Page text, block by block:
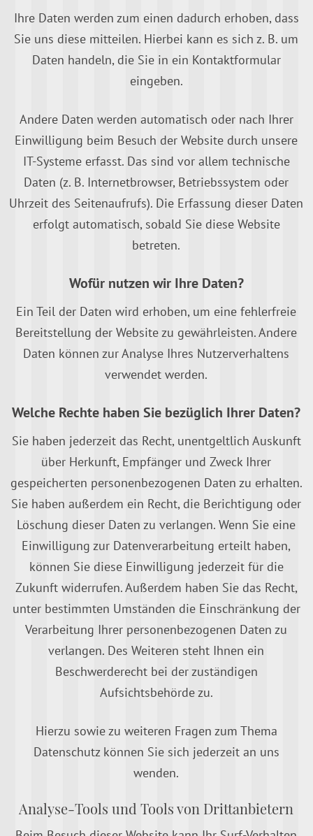
Ihre Daten werden zum einen dadurch erhoben, dass
Sie uns diese mitteilen. Hierbei kann es sich z. B. um
Daten handeln, die Sie in ein Kontaktformular
eingeben.
Andere Daten werden automatisch oder nach Ihrer
Einwilligung beim Besuch der Website durch unsere
IT-Systeme erfasst. Das sind vor allem technische
Daten (z. B. Internetbrowser, Betriebssystem oder
Uhrzeit des Seitenaufrufs). Die Erfassung dieser Daten
erfolgt automatisch, sobald Sie diese Website
betreten.
Wofür nutzen wir Ihre Daten?
Ein Teil der Daten wird erhoben, um eine fehlerfreie
Bereitstellung der Website zu gewährleisten. Andere
Daten können zur Analyse Ihres Nutzerverhaltens
verwendet werden.
Welche Rechte haben Sie bezüglich Ihrer Daten?
Sie haben jederzeit das Recht, unentgeltlich Auskunft
über Herkunft, Empfänger und Zweck Ihrer
gespeicherten personenbezogenen Daten zu erhalten.
Sie haben außerdem ein Recht, die Berichtigung oder
Löschung dieser Daten zu verlangen. Wenn Sie eine
Einwilligung zur Datenverarbeitung erteilt haben,
können Sie diese Einwilligung jederzeit für die
Zukunft widerrufen. Außerdem haben Sie das Recht,
unter bestimmten Umständen die Einschränkung der
Verarbeitung Ihrer personenbezogenen Daten zu
verlangen. Des Weiteren steht Ihnen ein
Beschwerderecht bei der zuständigen
Aufsichtsbehörde zu.
Hierzu sowie zu weiteren Fragen zum Thema
Datenschutz können Sie sich jederzeit an uns
wenden.
Analyse-Tools und Tools von Dritt­anbietern